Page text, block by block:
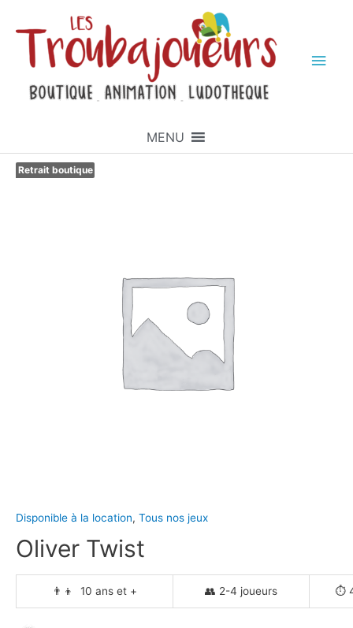
MENU
Retrait boutique
Disponible à la location, Tous nos jeux
Oliver Twist
👨‍👦 10 ans et + 👥 2-4 joueurs ⏱️